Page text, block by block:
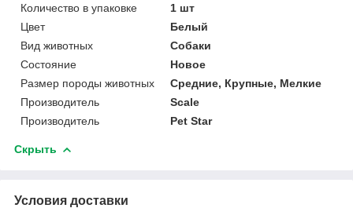
Количество в упаковке
1 шт
Цвет
Белый
Вид животных
Собаки
Состояние
Новое
Размер породы животных
Средние, Крупные, Мелкие
Производитель
Scale
Производитель
Pet Star
Скрыть
Условия доставки